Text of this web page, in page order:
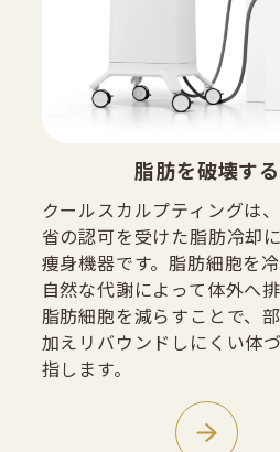
脂肪を破壊する
クールスカルプティングは
省の認可を受けた脂肪冷却
痩身機器です。脂肪細胞を冷
自然な代謝によって体外へ排
脂肪細胞を減らすことで、
加えリバウンドしにくい体
指します。